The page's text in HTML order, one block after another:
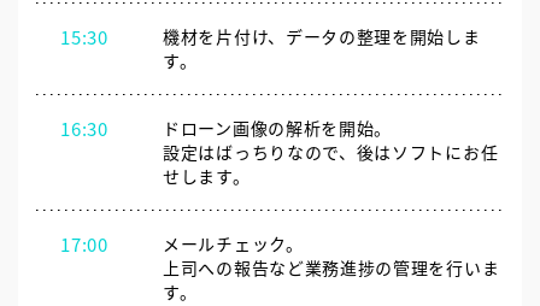
15:30
機材を片付け、データの整理を開始しま
す。
16:30
ドローン画像の解析を開始。
設定はばっちりなので、後はソフトにお任
せします。
17:00
メールチェック。
上司への報告など業務進捗の管理を行いま
す。